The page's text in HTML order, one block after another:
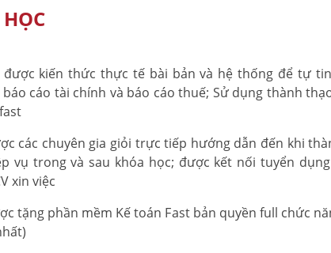
được kiến thức thực tế bài bản và hệ thống để tự
cáo tài chính và báo cáo thuế; Sử dụng thành
các chuyên gia giỏi trực tiếp hướng dẫn đến khi
vụ trong và sau khóa học; được kết nối tuyển
xin việc
tặng phần mềm Kế toán Fast bản quyền full chức